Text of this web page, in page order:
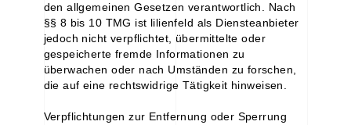
den allgemeinen Gesetzen verantwortlich. Nach
§§ 8 bis 10 TMG ist lilienfeld als Diensteanbieter
jedoch nicht verpflichtet, übermittelte oder
gespeicherte fremde Informationen zu
überwachen oder nach Umständen zu forschen,
die auf eine rechtswidrige Tätigkeit hinweisen.
Verpflichtungen zur Entfernung oder Sperrung